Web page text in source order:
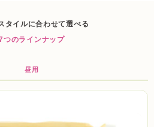
タイルに合わせて選べる
つのラインナップ
昼用